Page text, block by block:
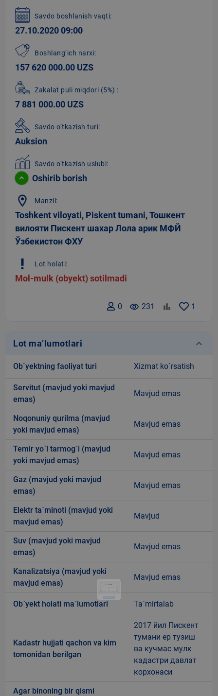
Savdo boshlanish vaqti:
27.10.2020 09:00
Boshlang‘ich narxi:
157 620 000.00 UZS
Zakalat puli miqdori (5%) :
7 881 000.00 UZS
Savdo o‘tkazish turi:
Auksion
Savdo o‘tkazish uslubi:
Oshirib borish
location_on Manzil:
Toshkent viloyati, Piskent tumani, Тошкент
вилояти Пискент шахар Лола арик МФЙ
Ўзбекистон ФХУ
priority_high Lot holati:
Mol-mulk (obyekt) sotilmadi
1
remove_red_eye 231
0
Lot ma’lumotlari keyboard_arrow_down
Ob`yektning faoliyat turi Xizmat ko`rsatish
Servitut (mavjud yoki mavjud
emas)
Mavjud emas
Noqonuniy qurilma (mavjud
yoki mavjud emas)
Mavjud emas
Temir yo`l tarmog`i (mavjud
yoki mavjud emas)
Mavjud emas
Gaz (mavjud yoki mavjud
emas)
Mavjud emas
Elektr ta`minoti (mavjud yoki
mavjud emas)
Mavjud
Suv (mavjud yoki mavjud
emas)
Mavjud emas
Kanalizatsiya (mavjud yoki
mavjud emas)
Mavjud emas
Ob`yekt holati ma`lumotlari Ta`mirtalab
Kadastr hujjati qachon va kim
tomonidan berilgan
2017 йил Пискент
тумани ер тузиш
ва кучмас мулк
кадастри давлат
корхонаси
Agar binoning bir qismi